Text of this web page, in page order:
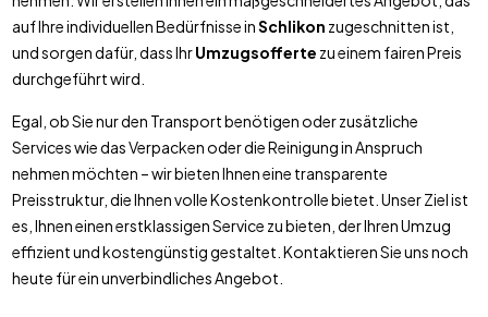
auf Ihre individuellen Bedürfnisse inSchlikon zugeschnitten ist,
und sorgen dafür, dass IhrUmzugsofferte zu einem fairen Preis
durchgeführt wird.
Egal, ob Sie nur den Transport benötigen oder zusätzliche
Services wie das Verpacken oder die Reinigung in Anspruch
nehmen möchten – wir bieten Ihnen eine transparente
Preisstruktur, die Ihnen volle Kostenkontrolle bietet. Unser Ziel ist
es, Ihnen einen erstklassigen Service zu bieten, der Ihren Umzug
effizient und kostengünstig gestaltet. Kontaktieren Sie uns noch
heute für ein unverbindliches Angebot.